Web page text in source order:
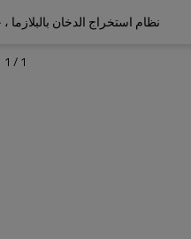
نظام استخراج الدخان بالبلازما
1
/
1